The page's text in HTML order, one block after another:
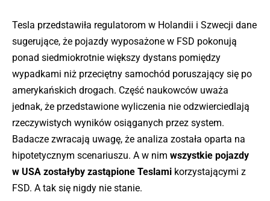
Tesla przedstawiła regulatorom w Holandii i Szwecji dane
sugerujące, że pojazdy wyposażone w FSD pokonują
ponad siedmiokrotnie większy dystans pomiędzy
wypadkami niż przeciętny samochód poruszający się po
amerykańskich drogach. Część naukowców uważa
jednak, że przedstawione wyliczenia nie odzwierciedlają
rzeczywistych wyników osiąganych przez system.
Badacze zwracają uwagę, że analiza została oparta na
hipotetycznym scenariuszu. A w nim wszystkie pojazdy
w USA zostałyby zastąpione Teslami korzystającymi z
FSD. A tak się nigdy nie stanie.